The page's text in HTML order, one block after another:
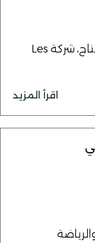
المؤسسات الشريكة: شركة نور للإنتاج، شركة Les
اقرأ المزيد